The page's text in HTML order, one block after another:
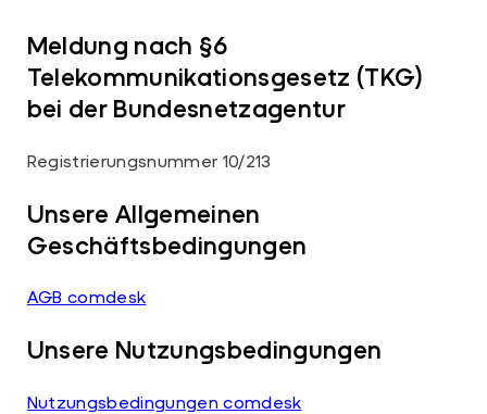
Meldung nach §6
Telekommunikationsgesetz (TKG)
bei der Bundesnetzagentur
Registrierungsnummer 10/213
Unsere Allgemeinen
Geschäftsbedingungen
AGB comdesk
Unsere Nutzungsbedingungen
Nutzungsbedingungen comdesk